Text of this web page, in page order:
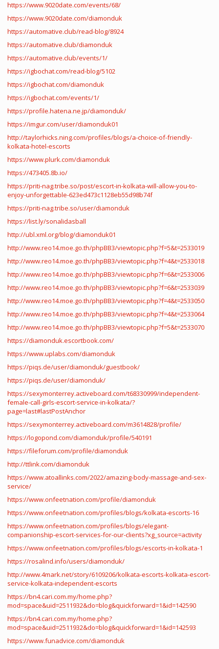
https://www.9020date.com/events/68/
https://www.9020date.com/diamonduk
https://automative.club/read-blog/8924
https://automative.club/diamonduk
https://automative.club/events/1/
https://igbochat.com/read-blog/5102
https://igbochat.com/diamonduk
https://igbochat.com/events/1/
https://profile.hatena.ne.jp/diamonduk/
https://imgur.com/user/diamonduk01
http://taylorhicks.ning.com/profiles/blogs/a-choice-of-friendly-
kolkata-hotel-escorts
https://www.plurk.com/diamonduk
https://473405.8b.io/
https://priti-nag.tribe.so/post/escort-in-kolkata-will-allow-you-to-
enjoy-unforgettable-623ed473c1128eb55d98b74f
https://priti-nag.tribe.so/user/diamonduk
https://list.ly/sonalidasball
http://ubl.xml.org/blog/diamonduk01
http://www.reo14.moe.go.th/phpBB3/viewtopic.php?f=5&t=2533019
http://www.reo14.moe.go.th/phpBB3/viewtopic.php?f=4&t=2533018
http://www.reo14.moe.go.th/phpBB3/viewtopic.php?f=6&t=2533006
http://www.reo14.moe.go.th/phpBB3/viewtopic.php?f=6&t=2533039
http://www.reo14.moe.go.th/phpBB3/viewtopic.php?f=4&t=2533050
http://www.reo14.moe.go.th/phpBB3/viewtopic.php?f=4&t=2533064
http://www.reo14.moe.go.th/phpBB3/viewtopic.php?f=5&t=2533070
https://diamonduk.escortbook.com/
https://www.uplabs.com/diamonduk
https://piqs.de/user/diamonduk/guestbook/
https://piqs.de/user/diamonduk/
https://sexymonterrey.activeboard.com/t68330999/independent-
female-call-girls-escort-service-in-kolkata/?
page=last#lastPostAnchor
https://sexymonterrey.activeboard.com/m3614828/profile/
https://logopond.com/diamonduk/profile/540191
https://fileforum.com/profile/diamonduk
http://ttlink.com/diamonduk
https://www.atoallinks.com/2022/amazing-body-massage-and-sex-
service/
https://www.onfeetnation.com/profile/diamonduk
https://www.onfeetnation.com/profiles/blogs/kolkata-escorts-16
https://www.onfeetnation.com/profiles/blogs/elegant-
companionship-escort-services-for-our-clients?xg_source=activity
https://www.onfeetnation.com/profiles/blogs/escorts-in-kolkata-1
https://rosalind.info/users/diamonduk/
http://www.4mark.net/story/6109206/kolkata-escorts-kolkata-escort-
service-kolkata-independent-escorts
https://bn4.cari.com.my/home.php?
mod=space&uid=2511932&do=blog&quickforward=1&id=142590
https://bn4.cari.com.my/home.php?
mod=space&uid=2511932&do=blog&quickforward=1&id=142593
https://www.funadvice.com/diamonduk